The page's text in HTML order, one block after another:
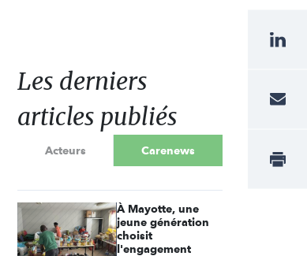
Les derniers
articles publiés
Acteurs Carenews
À Mayotte, une
jeune génération
choisit
l'engagement